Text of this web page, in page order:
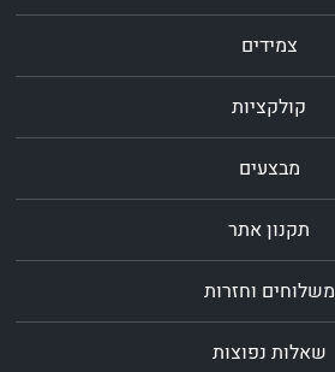
צמידים
קולקציות
מבצעים
תקנון אתר
משלוחים וחזרות
שאלות נפוצות